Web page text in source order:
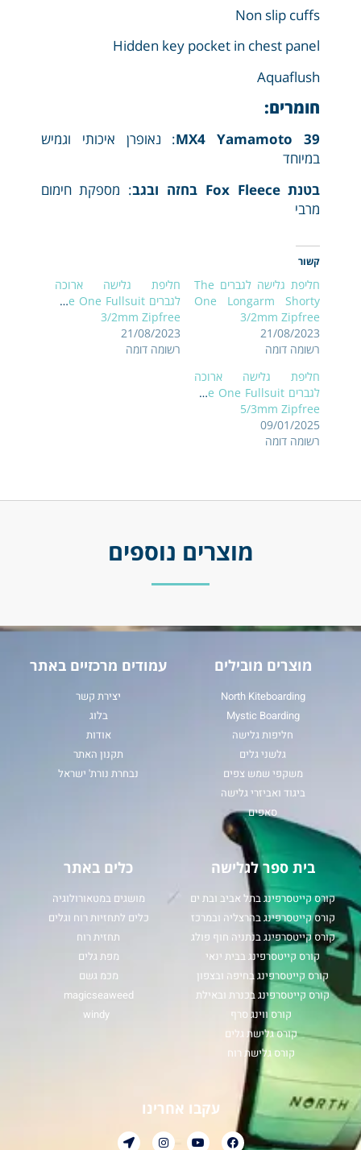
Non slip cuffs
Hidden key pocket in chest panel
Aquaflush
חומרים:
MX4 Yamamoto 39: נאופרן איכותי וגמיש
במיוחד
בטנת Fox Fleece בחזה ובגב
: מספקת חימום
מרבי
קשור
חליפת גלישה לגברים The
One Longarm Shorty
3/2mm Zipfree
21/08/2023
רשומה דומה
חליפת גלישה ארוכה
לגברים The One Fullsuit
3/2mm Zipfree
21/08/2023
רשומה דומה
חליפת גלישה ארוכה
לגברים The One Fullsuit
5/3mm Zipfree
09/01/2025
רשומה דומה
מוצרים נוספים
מוצרים מובילים
North Kiteboarding
Mystic Boarding
חליפות גלישה
גלשני גלים
משקפי שמש צפים
ביגוד ואביזרי גלישה
סאפים
עמודים מרכזיים באתר
יצירת קשר
בלוג
אודות
תקנון האתר
נבחרת נורת' ישראל
בית ספר לגלישה
קורס קייטסרפינג בתל אביב ובת ים
קורס קייטסרפינג בהרצליה ובמרכז
קורס קייטסרפינג בנתניה חוף פולג
קורס קייטסרפינג בבית ינאי
קורס קייטסרפינג בחיפה ובצפון
קורס קייטסרפינג בכנרת ובאילת
קורס ווינג סרף
קורס גלישת גלים
קורס גלישת רוח
כלים באתר
מושגים במטאורולוגיה
כלים לתחזיות רוח וגלים
תחזית רוח
מפת גלים
מכמ גשם
magicseaweed
windy
עקבו אחרינו